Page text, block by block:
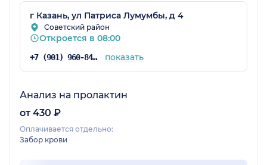
г Казань, ул Патриса Лумумбы, д 4
Советский район
Откроется в 08:00
+7 (901) 960-84-72 показать
Анализ на пролактин
от 430 ₽
Оплачивается отдельно:
Забор крови